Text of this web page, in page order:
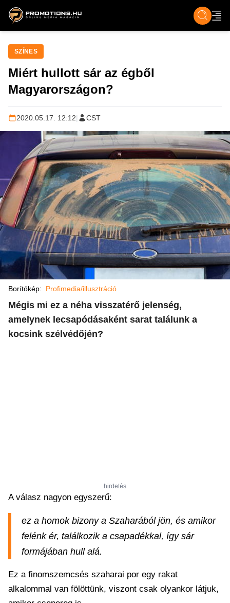
ZENE, FILM & KULT ÉLET TECH &
SZÍNES
Miért hullott sár az égből
Magyarországon?
2020.05.17. 12:12| CST
Borítókép: Profimedia/illusztráció
Mégis mi ez a néha visszatérő jelenség,
amelynek lecsapódásaként sarat találunk a
kocsink szélvédőjén?
hirdetés
A válasz nagyon egyszerű:
ez a homok bizony a Szaharából jön, és amikor
felénk ér, találkozik a csapadékkal, így sár
formájában hull alá.
Ez a finomszemcsés szaharai por egy rakat
alkalommal van fölöttünk, viszont csak olyankor látjuk,